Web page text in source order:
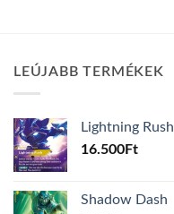
LEÚJABB TERMÉKEK
Lightning Rush
16.500Ft
Shadow Dash